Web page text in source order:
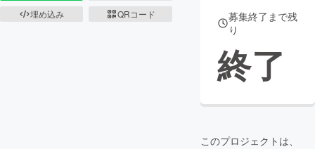
埋め込み
QRコード
募集終了まで残
り
終了
このプロジェクトは、